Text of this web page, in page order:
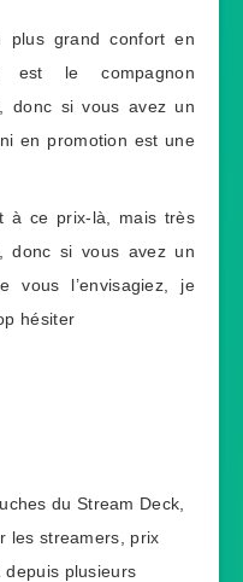
plus grand confort en
est le compagnon
donc si vous avez un
en promotion est une
à ce prix-là, mais très
donc si vous avez un
vous l’envisagiez, je
hésiter
du Stream Deck,
les streamers, prix
depuis plusieurs